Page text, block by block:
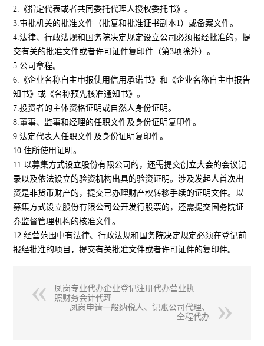
2.《指定代表或者共同委托代理人授权委托书》。
3.审批机关的批准文件（批复和批准证书副本1）或备案文件。
4.法律、行政法规和国务院决定规定设立公司必须报经批准的，提
交有关的批准文件或者许可证件复印件（第3项除外）。
5.公司章程。
6.《企业名称自主申报使用信用承诺书》和《企业名称自主申报告
知书》或《名称预先核准通知书》。
7.投资者的主体资格证明或自然人身份证明。
8.董事、监事和经理的任职文件及身份证明复印件。
9.法定代表人任职文件及身份证明复印件。
10.住所使用证明。
11.以募集方式设立股份有限公司的，还需提交创立大会的会议记
录以及依法设立的验资机构出具的验资证明。涉及发起人首次出
资是非货币财产的，提交已办理财产权转移手续的证明文件。以
募集方式设立股份有限公司公开发行股票的，还需提交国务院证
券监督管理机构的核准文件。
12.经营范围中有法律、行政法规和国务院决定规定必须在登记前
报经批准的项目，提交有关批准文件或者许可证件的复印件。
凤岗专业代办企业登记注册代办营业执
照财务会计代理
凤岗申请一般纳税人、记账公司代理、
全程代办